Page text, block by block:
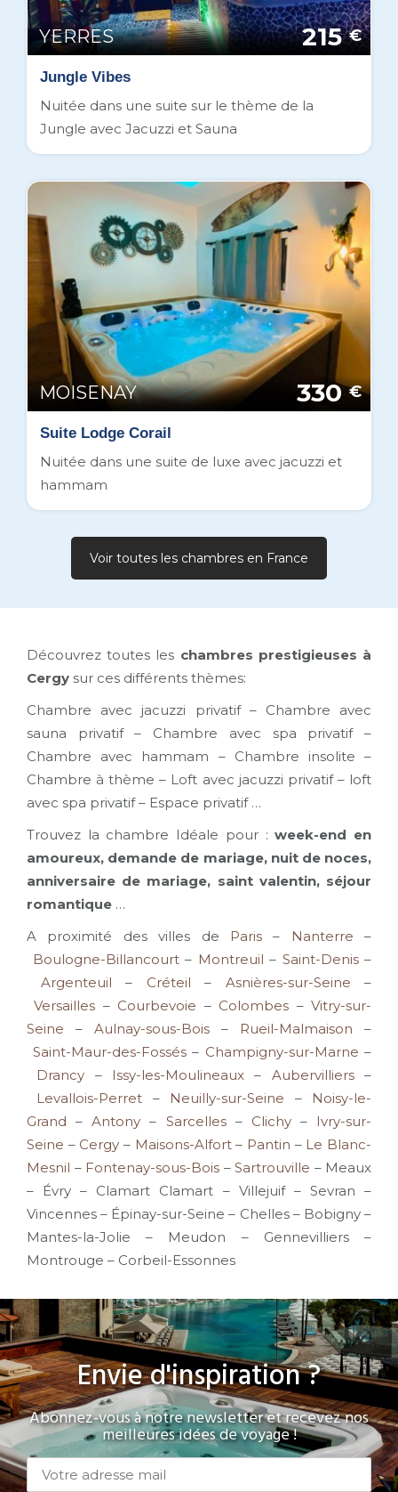
YERRES 215 €
Jungle Vibes
Nuitée dans une suite sur le thème de la
Jungle avec Jacuzzi et Sauna
MOISENAY 330 €
Suite Lodge Corail
Nuitée dans une suite de luxe avec jacuzzi et
hammam
Voir toutes les chambres en France
Découvrez toutes les chambres prestigieuses à
Cergy sur ces différents thèmes:
Chambre avec jacuzzi privatif – Chambre avec
sauna privatif – Chambre avec spa privatif –
Chambre avec hammam – Chambre insolite –
Chambre à thème – Loft avec jacuzzi privatif – loft
avec spa privatif – Espace privatif …
Trouvez la chambre Idéale pour :week-end en
amoureux, demande de mariage, nuit de noces,
anniversaire de mariage, saint valentin, séjour
romantique …
A proximité des villes de
Paris– Nanterre –
Boulogne-Billancourt– Montreuil – Saint-Denis–
Argenteuil – Créteil – Asnières-sur-Seine –
Versailles – Courbevoie – Colombes –Vitry-sur-
Seine – Aulnay-sous-Bois – Rueil-Malmaison –
Saint-Maur-des-Fossés– Champigny-sur-Marne –
Drancy – Issy-les-Moulineaux – Aubervilliers–
Levallois-Perret – Neuilly-sur-Seine –
Noisy-le-
Grand –Antony – Sarcelles– Clichy–
Ivry-sur-
Seine – Cergy – Maisons-Alfort– Pantin – Le Blanc-
Mesnil – Fontenay-sous-Bois –Sartrouville – Meaux
– Évry – Clamart Clamart – Villejuif – Sevran –
Vincennes – Épinay-sur-Seine – Chelles – Bobigny –
Mantes-la-Jolie – Meudon – Gennevilliers –
Montrouge – Corbeil-Essonnes
Envie d'inspiration ?
Abonnez-vous à notre newsletter et recevez nos
meilleures idées de voyage !